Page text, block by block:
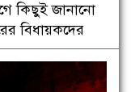
কিছুই জানানো
বিধায়কদের